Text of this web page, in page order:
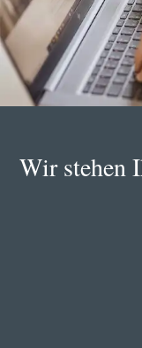
Wir stehen